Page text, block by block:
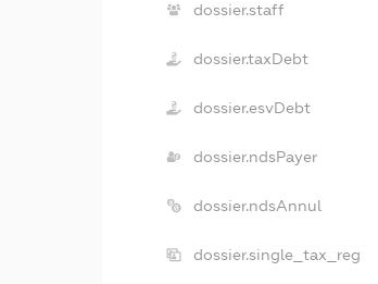
dossier.staff
dossier.taxDebt
dossier.esvDebt
dossier.ndsPayer
dossier.ndsAnnul
dossier.single_tax_reg